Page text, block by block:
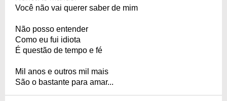
Você não vai querer saber de mim
Não posso entender
Como eu fui idiota
É questão de tempo e fé
Mil anos e outros mil mais
São o bastante para amar...